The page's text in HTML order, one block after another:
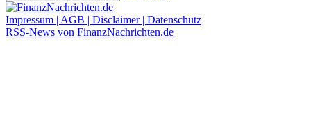
Impressum | AGB | Disclaimer | Datenschutz
RSS-News von FinanzNachrichten.de